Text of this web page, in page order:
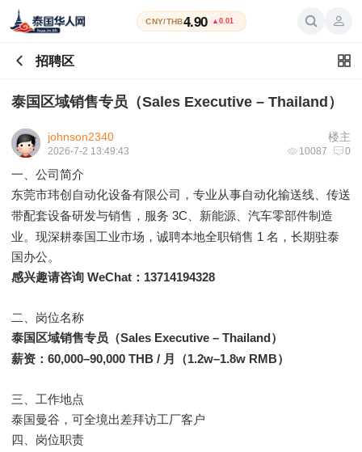
CNY/THB4.90 ▲0.01
招聘区
泰国区域销售专员（Sales Executive – Thailand）
楼主
johnson2340
10087 0
2026-7-2 13:49:43
一、公司简介
东莞市玮创自动化设备有限公司 ，专业从事自动化输送线、传送
带配套设备研发与销售，服务 3C、新能源、汽车零部件制造
业。现深耕泰国工业市场，诚聘本地全职销售 1 名，长期驻泰
国办公。
感兴趣请咨询 WeChat：13714194328
二、岗位名称
泰国区域销售专员（Sales Executive – Thailand）
薪资：60,000–90,000 THB / 月（1.2w–1.8w RMB）
三、工作地点
泰国曼谷，可全境出差拜访工厂客户
四、岗位职责